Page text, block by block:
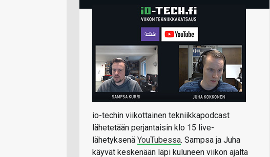
io-techin viikottainen tekniikkapodcast
lähetetään perjantaisin klo 15 live-
lähetyksenä YouTubessa. Sampsa ja Juha
käyvät keskenään läpi kuluneen viikon ajalta